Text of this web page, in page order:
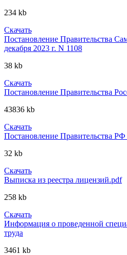
234 kb
Скачать
Постановление Правительства
декабря 2023 г. N 1108
38 kb
Скачать
Постановление Правительства
43836 kb
Скачать
Постановление Правительства РФ
32 kb
Скачать
Выписка из реестра лицензий.pdf
258 kb
Скачать
Информация о проведенной
труда
3461 kb